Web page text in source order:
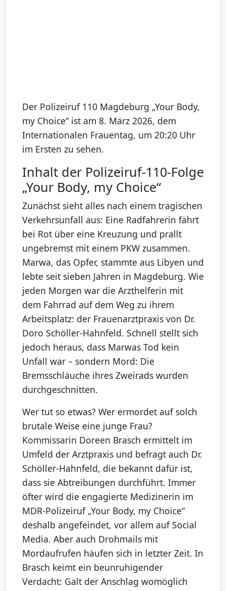
Der Polizeiruf 110 Magdeburg „Your Body,
my Choice“ ist am 8. März 2026, dem
Internationalen Frauentag, um 20:20 Uhr
im Ersten zu sehen.
Inhalt der Polizeiruf-110-Folge
„Your Body, my Choice“
Zunächst sieht alles nach einem tragischen
Verkehrsunfall aus: Eine Radfahrerin fährt
bei Rot über eine Kreuzung und prallt
ungebremst mit einem PKW zusammen.
Marwa, das Opfer, stammte aus Libyen und
lebte seit sieben Jahren in Magdeburg. Wie
jeden Morgen war die Arzthelferin mit
dem Fahrrad auf dem Weg zu ihrem
Arbeitsplatz: der Frauenarztpraxis von Dr.
Doro Schöller-Hahnfeld. Schnell stellt sich
jedoch heraus, dass Marwas Tod kein
Unfall war – sondern Mord: Die
Bremsschläuche ihres Zweirads wurden
durchgeschnitten.
Wer tut so etwas? Wer ermordet auf solch
brutale Weise eine junge Frau?
Kommissarin Doreen Brasch ermittelt im
Umfeld der Arztpraxis und befragt auch Dr.
Schöller-Hahnfeld, die bekannt dafür ist,
dass sie Abtreibungen durchführt. Immer
öfter wird die engagierte Medizinerin im
MDR-Polizeiruf „Your Body, my Choice“
deshalb angefeindet, vor allem auf Social
Media. Aber auch Drohmails mit
Mordaufrufen häufen sich in letzter Zeit. In
Brasch keimt ein beunruhigender
Verdacht: Galt der Anschlag womöglich